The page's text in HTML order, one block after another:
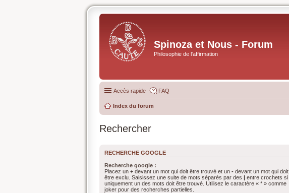
Spinoza et Nous - Forum
Philosophie de l'affirmation
Accès rapide FAQ
Index du forum
Rechercher
RECHERCHE GOOGLE
Recherche google :
Placez un + devant un mot qui doit être trouvé et un - devant un mot qui doit
être exclu. Saisissez une suite de mots séparés par des | entre crochets si
uniquement un des mots doit être trouvé. Utilisez le caractère « * » comme
joker pour des recherches partielles.